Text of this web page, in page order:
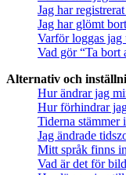
Jag har
Jag har glömt
Varför loggas jag
Vad gör “Ta bort
Alternativ och
Hur ändrar jag
Hur förhindrar
Tiderna stämmer
Jag ändrade
Mitt språk finns
Vad är det för